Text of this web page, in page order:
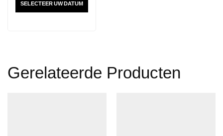
SELECTEER UW DATUM
Gerelateerde Producten